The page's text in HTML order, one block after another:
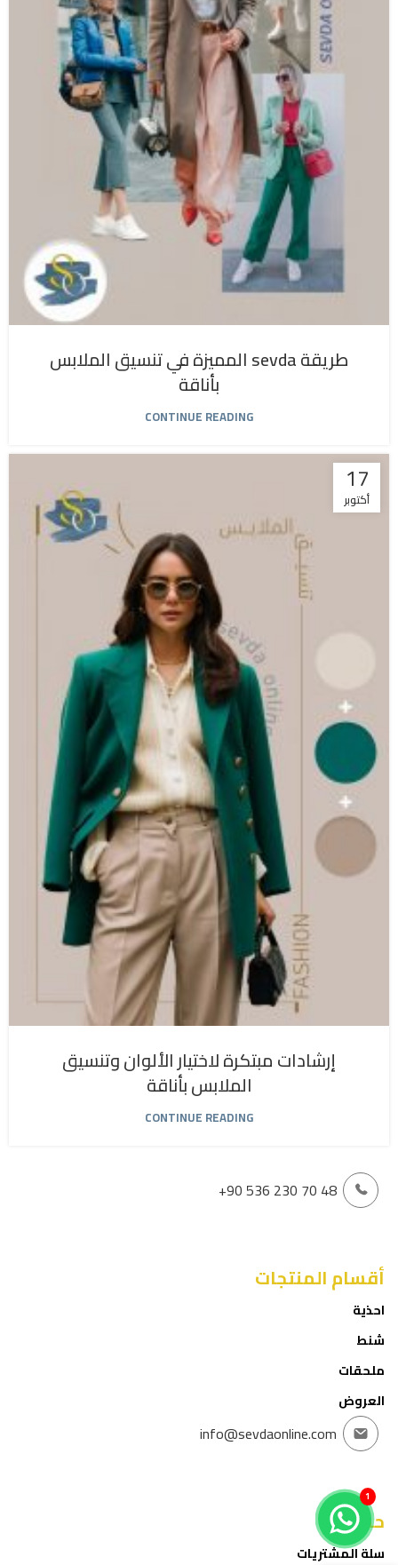
طريقة sevda المميزة في تنسيق الملابس
بأناقة
CONTINUE READING
17
أكتوبر
إرشادات مبتكرة لاختيار الألوان وتنسيق
الملابس بأناقة
CONTINUE READING
+90 536 230 70 48
أقسام المنتجات
احذية
شنط
ملحقات
العروض
info@sevdaonline.com
حسابي
سلة المشتريات
1